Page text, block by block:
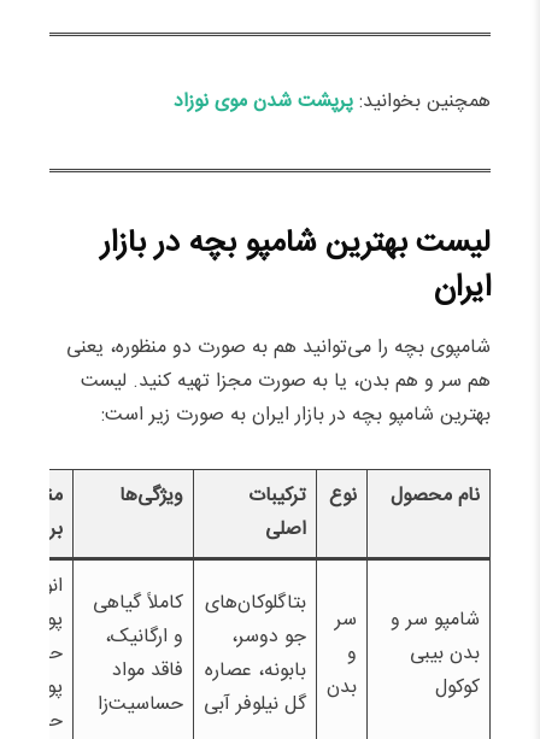
همچنین بخوانید:پرپشت شدن موی نوزاد
لیست بهترین شامپو بچه در بازار
ایران
شامپوی بچه را می‌توانید هم به صورت دو منظوره، یعنی
هم سر و هم بدن، یا به صورت مجزا تهیه کنید. لیست
بهترین شامپو بچه در بازار ایران به صورت زیر است:
نام محصول نوع
ترکیبات
اصلی
ویژگی‌ها
مناسب
برای
شامپو سر و
بدن بیبی
کوکول
سر
و
بدن
بتاگلوکان‌های
جو دوسر،
بابونه، عصاره
گل نیلوفر آبی
کاملاً گیاهی
و ارگانیک،
فاقد مواد
حساسیت‌زا
انواع
پوست،
حتی
پوست
حساس